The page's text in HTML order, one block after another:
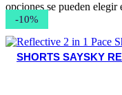
opciones se pueden
-10%
SHORTS SAYSKY